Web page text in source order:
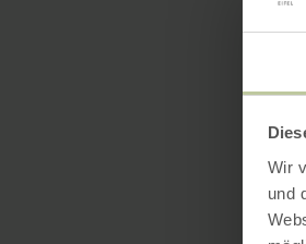
Wir
und